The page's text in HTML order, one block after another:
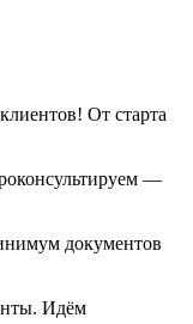
От старта
—
документов
Идём